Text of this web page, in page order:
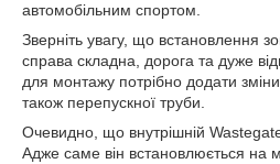
автомобільним спортом.
Зверніть увагу, що встановлення
справа складна, дорога та дуже
для монтажу потрібно додати
також перепускної труби.
Очевидно, що внутрішній
Адже саме він встановлюється на